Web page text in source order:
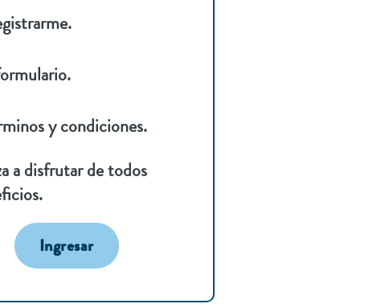
y condiciones.
a disfrutar de todos
Ingresar